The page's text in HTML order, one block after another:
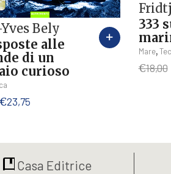
Bely
alle
di un
curioso
Il
€25,00.
€23,75
è:
333
Mare,
€18,00
Casa Editrice